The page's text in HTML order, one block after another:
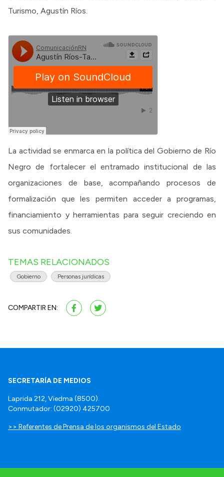
Turismo, Agustín Ríos.
La actividad se enmarca en la política del Gobierno de Río
Negro de fortalecer el entramado institucional de las
organizaciones de base, acompañando procesos de
formalización que les permiten acceder a programas,
financiamiento y herramientas para seguir creciendo en
sus comunidades.
TEMAS RELACIONADOS
Gobierno Personas jurídicas
COMPARTIR EN:
SECRETARÍA DE MEDIOS
Laprida 212, Viedma (8500).
Conmutador: (02920) 425700
>> Referentes de Prensa de los organismos del Estado